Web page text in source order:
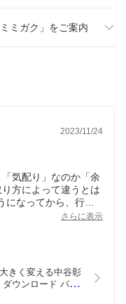
ミガク」をご案内
2023/11/24
気配り」なのか「余
方によって違うとは
なってから、行動
した。このシリーズ
内容にダブりがある
。
さらに表示
きく変える中谷彰
ダウンロード パー